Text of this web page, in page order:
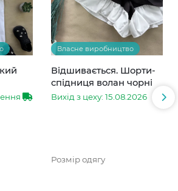
Власне виробництво
Відшивається. Шорти-
спідниця волан чорні
Вихід з цеху: 15.08.2026
Розмір одягу